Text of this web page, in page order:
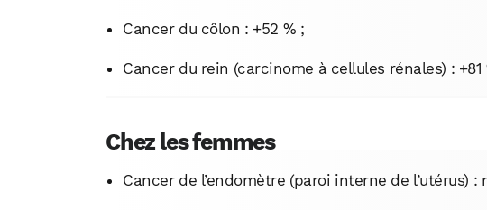
Cancer du côlon : +52 % ;
Cancer du rein (carcinome à cellules rénales) : +81
Chez les femmes
Cancer de l’endomètre (paroi interne de l’utérus)